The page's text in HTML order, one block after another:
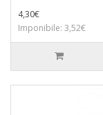
4,30€
Imponibile: 3,52€